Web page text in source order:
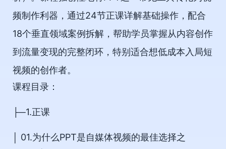
频制作利器，通过24节正课详解基础操作，配合
18个垂直领域案例拆解，帮助学员掌握从内容创作
到流量变现的完整闭环，特别适合想低成本入局短
视频的创作者。
课程目录：
├─1.正课
│ 01.为什么PPT是自媒体视频的最佳选择之